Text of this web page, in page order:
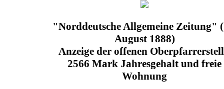
"Norddeutsche Allgemeine Zeitung"
August 1888)
Anzeige der offenen
2566 Mark Jahresgehalt und freie
Wohnung